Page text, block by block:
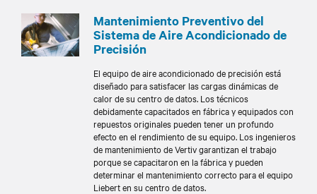
Mantenimiento Preventivo del
Sistema de Aire Acondicionado de
Precisión
El equipo de aire acondicionado de precisión está
diseñado para satisfacer las cargas dinámicas de
calor de su centro de datos. Los técnicos
debidamente capacitados en fábrica y equipados con
repuestos originales pueden tener un profundo
efecto en el rendimiento de su equipo. Los ingenieros
de mantenimiento de Vertiv garantizan el trabajo
porque se capacitaron en la fábrica y pueden
determinar el mantenimiento correcto para el equipo
Liebert en su centro de datos.